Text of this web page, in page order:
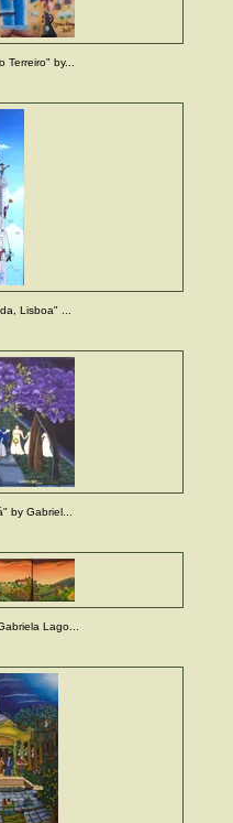
by...
Lisboa" ...
by Gabriel...
Lago...